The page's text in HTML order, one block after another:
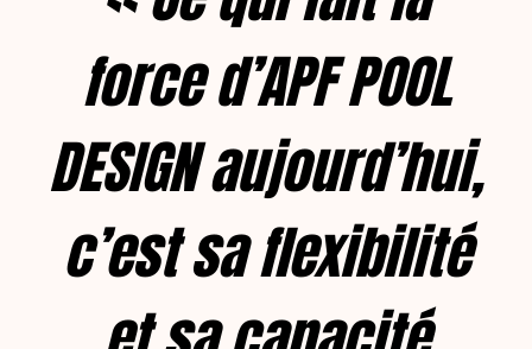
force d’APF POOL
DESIGN aujourd’hui,
c’est sa flexibilité